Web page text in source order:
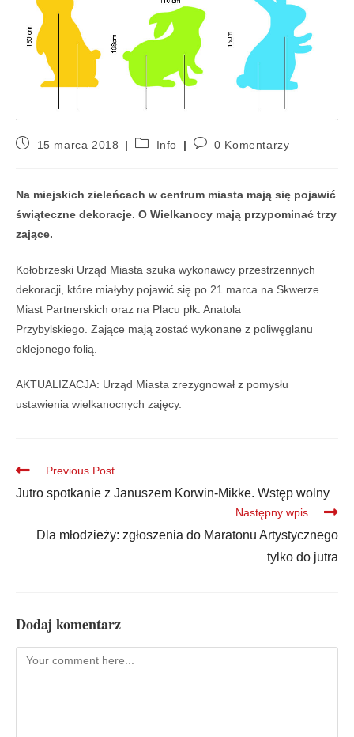
15 marca 2018 Info 0 Komentarzy
Na miejskich zieleńcach w centrum miasta mają się pojawić
świąteczne dekoracje. O Wielkanocy mają przypominać trzy
zające.
Kołobrzeski Urząd Miasta szuka wykonawcy przestrzennych
dekoracji, które miałyby pojawić się po 21 marca na Skwerze
Miast Partnerskich oraz na Placu płk. Anatola
Przybylskiego. Zające mają zostać wykonane z poliwęglanu
oklejonego folią.
AKTUALIZACJA: Urząd Miasta zrezygnował z pomysłu
ustawienia wielkanocnych zajęcy.
Previous Post
Jutro spotkanie z Januszem Korwin-Mikke. Wstęp wolny
Następny wpis
Dla młodzieży: zgłoszenia do Maratonu Artystycznego
tylko do jutra
Dodaj komentarz